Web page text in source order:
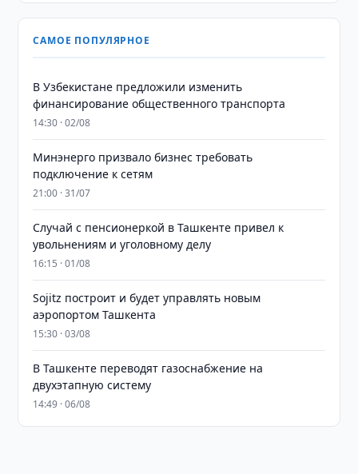
САМОЕ ПОПУЛЯРНОЕ
В Узбекистане предложили изменить
финансирование общественного транспорта
14:30 · 02/08
Минэнерго призвало бизнес требовать
подключение к сетям
21:00 · 31/07
Случай с пенсионеркой в Ташкенте привел к
увольнениям и уголовному делу
16:15 · 01/08
Sojitz построит и будет управлять новым
аэропортом Ташкента
15:30 · 03/08
В Ташкенте переводят газоснабжение на
двухэтапную систему
14:49 · 06/08